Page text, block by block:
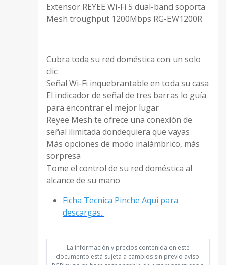
Extensor REYEE Wi-Fi 5 dual-band soporta
Mesh troughput 1200Mbps RG-EW1200R
Cubra toda su red doméstica con un solo
clic
Señal Wi-Fi inquebrantable en toda su casa
El indicador de señal de tres barras lo guía
para encontrar el mejor lugar
Reyee Mesh te ofrece una conexión de
señal ilimitada dondequiera que vayas
Más opciones de modo inalámbrico, más
sorpresa
Tome el control de su red doméstica al
alcance de su mano
Ficha Tecnica Pinche Aqui para
descargas..
La información y precios contenida en este
documento está sujeta a cambios sin previo aviso.